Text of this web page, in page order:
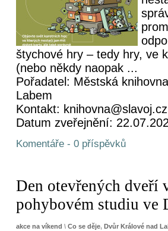
štychové hry – tedy hry, ve
(nebo někdy naopak ...
Pořadatel: Městská
Labem
Kontakt: knihovna@slavoj.cz
Datum zveřejnění:
Komentáře - 0 příspěvků
Den otevřených dveří
pohybovém studiu ve
akce na víkend \ Co se děje, Dvůr Králové nad